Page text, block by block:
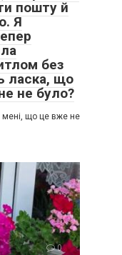
пошту й
Я
без
ласка, що
не було?
що це вже не
0